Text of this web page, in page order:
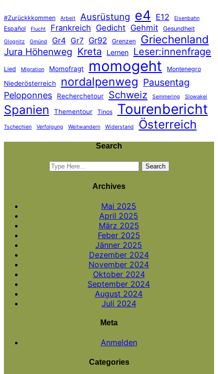
#Zurückkkommen Arbeit Ausrüstung e4 E12 Eisenbahn
Español Flucht Frankreich Gedicht Gehmit Gesundheit
Glognitz Gmünd Gr4 Gr7 Gr92 Grenzen Griechenland
Jura Höhenweg Kreta Lernen Leser:innenfrage
Lied Migration Momofragt momogeht Montenegro
Niederösterreich nordalpenweg Pausentag
Peloponnes Recherchetour Schweiz Semmering Slowakei
Spanien Thementour Tinos Tourenbericht
Tschechien Verfolgung Weitwandern Widerstand Österreich
Search
Archives
Mai 2025
April 2025
März 2025
Feber 2025
Jänner 2025
Dezember 2024
November 2024
Oktober 2024
September 2024
August 2024
Juli 2024
Meta
Anmelden
Categories